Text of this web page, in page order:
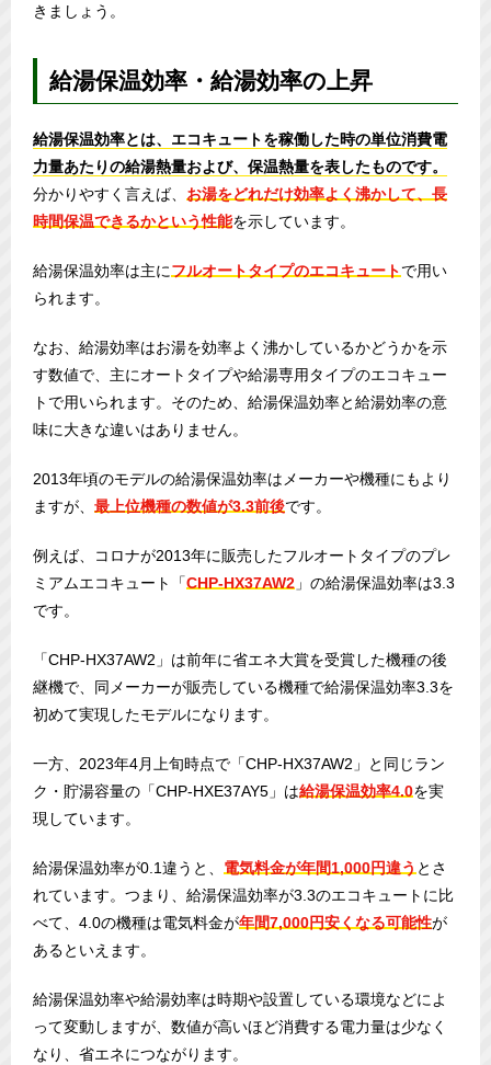
きましょう。
給湯保温効率・給湯効率の上昇
給湯保温効率とは、エコキュートを稼働した時の単位消費電
力量あたりの給湯熱量および、保温熱量を表したものです。
分かりやすく言えば、 お湯をどれだけ効率よく沸かして、長
時間保温できるかという性能を示しています。
給湯保温効率は主にフルオートタイプのエコキュートで用い
られます。
なお、給湯効率はお湯を効率よく沸かしているかどうかを示
す数値で、主にオートタイプや給湯専用タイプのエコキュー
トで用いられます。そのため、給湯保温効率と給湯効率の意
味に大きな違いはありません。
2013年頃のモデルの給湯保温効率はメーカーや機種にもより
ますが、 最上位機種の数値が3.3前後です。
例えば、コロナが2013年に販売したフルオートタイプのプレ
ミアムエコキュート「CHP-HX37AW2 」の給湯保温効率は3.3
です。
「CHP-HX37AW2」は前年に省エネ大賞を受賞した機種の後
継機で、同メーカーが販売している機種で給湯保温効率3.3を
初めて実現したモデルになります。
一方、2023年4月上旬時点で「CHP-HX37AW2」と同じラン
ク・貯湯容量の「CHP-HXE37AY5」は給湯保温効率4.0を実
現しています。
給湯保温効率が0.1違うと、 電気料金が年間1,000円違う とさ
れています。つまり、給湯保温効率が3.3のエコキュートに比
べて、4.0の機種は電気料金が年間7,000円安くなる可能性が
あるといえます。
給湯保温効率や給湯効率は時期や設置している環境などによ
って変動しますが、数値が高いほど消費する電力量は少なく
なり、省エネにつながります。